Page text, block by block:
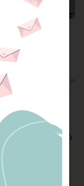
Διαθέσιμο
τον εαυτό
τι πρέπει να